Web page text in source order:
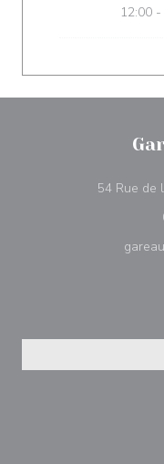
12:00
54 Rue de